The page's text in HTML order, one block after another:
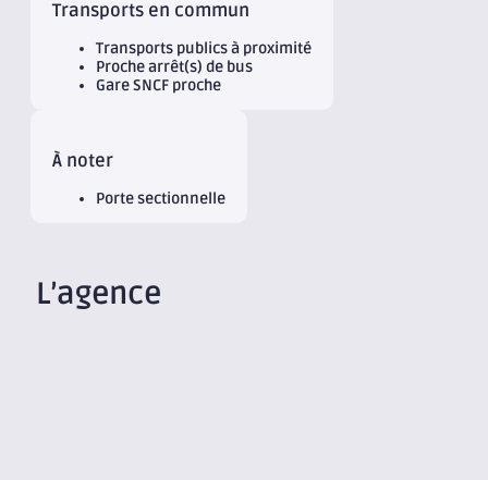
Transports en commun
Transports publics à proximité
Proche arrêt(s) de bus
Gare SNCF proche
À noter
Porte sectionnelle
L’agence